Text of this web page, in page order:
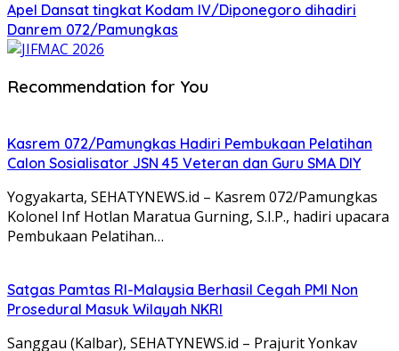
Apel Dansat tingkat Kodam lV/Diponegoro dihadiri
Danrem 072/Pamungkas
Recommendation for You
Kasrem 072/Pamungkas Hadiri Pembukaan Pelatihan
Calon Sosialisator JSN 45 Veteran dan Guru SMA DIY
Yogyakarta, SEHATYNEWS.id – Kasrem 072/Pamungkas
Kolonel Inf Hotlan Maratua Gurning, S.I.P., hadiri upacara
Pembukaan Pelatihan…
Satgas Pamtas RI-Malaysia Berhasil Cegah PMI Non
Prosedural Masuk Wilayah NKRI
Sanggau (Kalbar), SEHATYNEWS.id – Prajurit Yonkav